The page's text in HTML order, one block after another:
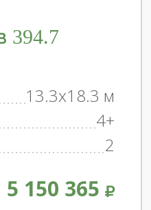
394.7
13.3x18.3 м
4+
2
5 150 365